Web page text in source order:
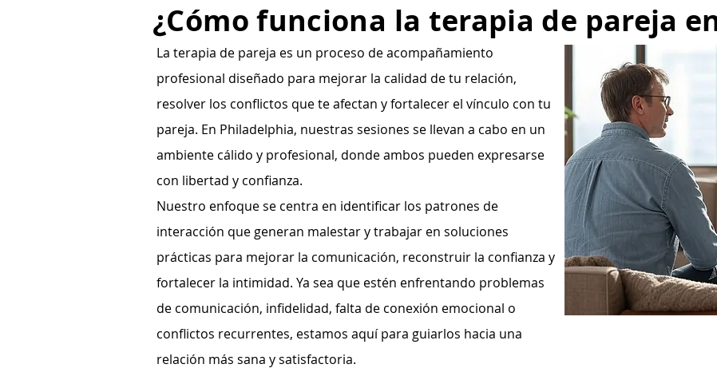
¿Cómo funciona la terapia de pareja
La terapia de pareja es un proceso de acompañamiento
profesional diseñado para mejorar la calidad de tu relación,
resolver los conflictos que te afectan y fortalecer el vínculo con tu
pareja. En Philadelphia, nuestras sesiones se llevan a cabo en un
ambiente cálido y profesional, donde ambos pueden expresarse
con libertad y confianza.
Nuestro enfoque se centra en identificar los patrones de
interacción que generan malestar y trabajar en soluciones
prácticas para mejorar la comunicación, reconstruir la confianza y
fortalecer la intimidad. Ya sea que estén enfrentando problemas
de comunicación, infidelidad, falta de conexión emocional o
conflictos recurrentes, estamos aquí para guiarlos hacia una
relación más sana y satisfactoria.